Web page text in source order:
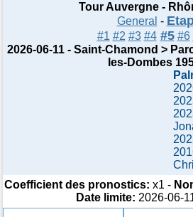
Tour Auvergne -
General -
#1 #2 #3 #4 #5 #6
2026-06-11 - Saint-Chamond >
les-Dombes
Coefficient des pronostics: x1 -
Date limite: 2026-06-